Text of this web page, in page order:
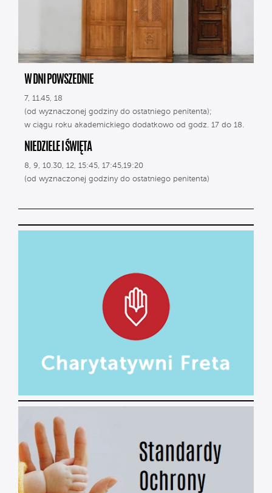
W DNI POWSZEDNIE
7, 11.45, 18
(od wyznaczonej godziny do ostatniego penitenta);
w ciągu roku akademickiego dodatkowo od godz. 17 do 18.
NIEDZIELE I ŚWIĘTA
8, 9, 10.30, 12, 15:45, 17:45,19:20
(od wyznaczonej godziny do ostatniego penitenta)